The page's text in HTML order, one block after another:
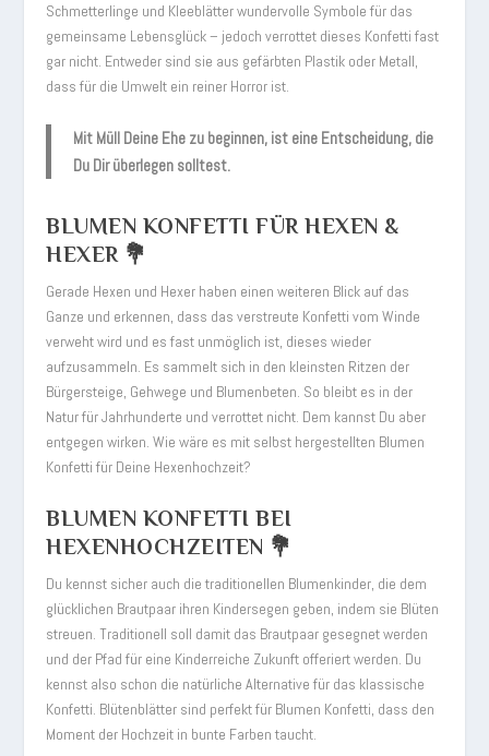
Schmetterlinge und Kleeblätter wundervolle Symbole für das
gemeinsame Lebensglück – jedoch verrottet dieses Konfetti fast
gar nicht. Entweder sind sie aus gefärbten Plastik oder Metall,
dass für die Umwelt ein reiner Horror ist.
Mit Müll Deine Ehe zu beginnen, ist eine Entscheidung, die
Du Dir überlegen solltest.
BLUMEN KONFETTI FÜR HEXEN &
HEXER 💐
Gerade Hexen und Hexer haben einen weiteren Blick auf das
Ganze und erkennen, dass das verstreute Konfetti vom Winde
verweht wird und es fast unmöglich ist, dieses wieder
aufzusammeln. Es sammelt sich in den kleinsten Ritzen der
Bürgersteige, Gehwege und Blumenbeten. So bleibt es in der
Natur für Jahrhunderte und verrottet nicht. Dem kannst Du aber
entgegen wirken. Wie wäre es mit selbst hergestellten Blumen
Konfetti für Deine Hexenhochzeit?
BLUMEN KONFETTI BEI
HEXENHOCHZEITEN 💐
Du kennst sicher auch die traditionellen Blumenkinder, die dem
glücklichen Brautpaar ihren Kindersegen geben, indem sie Blüten
streuen. Traditionell soll damit das Brautpaar gesegnet werden
und der Pfad für eine Kinderreiche Zukunft offeriert werden. Du
kennst also schon die natürliche Alternative für das klassische
Konfetti. Blütenblätter sind perfekt für Blumen Konfetti, dass den
Moment der Hochzeit in bunte Farben taucht.